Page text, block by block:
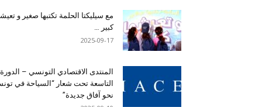
مع سيليكتا الحلمة تكتبها صغير و
كبير …
2025-09-17
المنتدى الاقتصادي التونسي – الدورة
التاسعة تحت شعار “السياحة في
نحو آفاق جديدة”